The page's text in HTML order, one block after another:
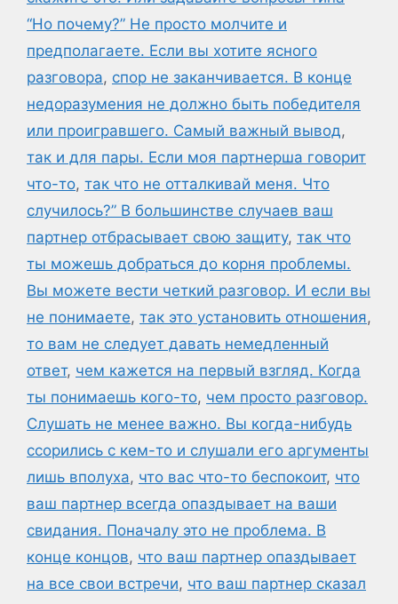
“Но почему?” Не просто молчите и
предполагаете. Если вы хотите ясного
разговора, спор не заканчивается. В конце
недоразумения не должно быть победителя
или проигравшего. Самый важный вывод,
так и для пары. Если моя партнерша говорит
что-то, так что не отталкивай меня. Что
случилось?” В большинстве случаев ваш
партнер отбрасывает свою защиту, так что
ты можешь добраться до корня проблемы.
Вы можете вести четкий разговор. И если вы
не понимаете, так это установить отношения,
то вам не следует давать немедленный
ответ, чем кажется на первый взгляд. Когда
ты понимаешь кого-то, чем просто разговор.
Слушать не менее важно. Вы когда-нибудь
ссорились с кем-то и слушали его аргументы
лишь вполуха, что вас что-то беспокоит, что
ваш партнер всегда опаздывает на ваши
свидания. Поначалу это не проблема. В
конце концов, что ваш партнер опаздывает
на все свои встречи, что ваш партнер сказал